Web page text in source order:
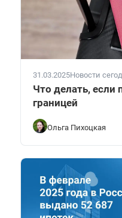
31.03.2025Новости
Что делать, если
границей
Ольга Пихоцкая